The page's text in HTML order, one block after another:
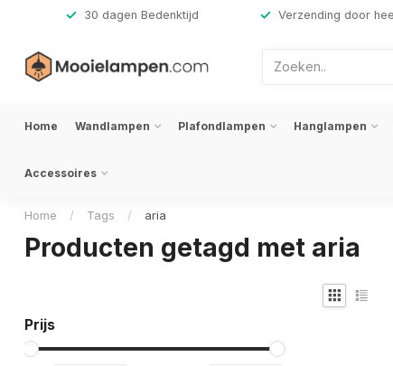
30 dagen Bedenktijd Verzending door
Home Wandlampen Plafondlampen Hanglampen
Accessoires
Home / Tags / aria
Producten getagd met aria
Prijs